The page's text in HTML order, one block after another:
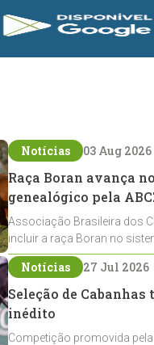
Notícias 03 Aug 2026
Raça Boran avança
genealógico pela
Associação Brasileira dos
incluir a raça Boran no
expansão na pecuária
Notícias 27 Jul 2026
Seleção de
inédito
Competição promovida